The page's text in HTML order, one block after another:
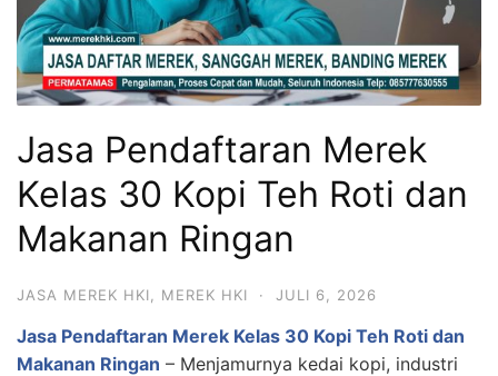
Jasa Pendaftaran Merek
Kelas 30 Kopi Teh Roti dan
Makanan Ringan
JASA MEREK HKI MEREK HKI · JULI 6, 2026
Jasa Pendaftaran Merek Kelas 30 Kopi Teh Roti dan
Makanan Ringan – Menjamurnya kedai kopi, industri